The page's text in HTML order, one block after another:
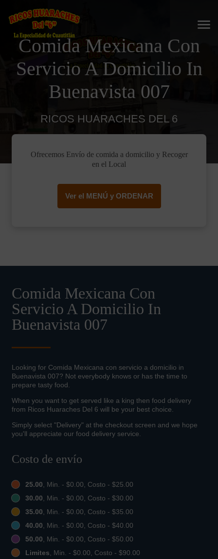
Comida Mexicana Con
Servicio A Domicilio In
Buenavista 007
RICOS HUARACHES DEL 6
Ofrecemos Envío de comida a domicilio y Recoger
en el Local
Ver el MENÚ y ORDENAR
Comida Mexicana Con
Servicio A Domicilio In
Buenavista 007
Looking for Comida Mexicana con servicio a domicilio in
Buenavista 007? Not everybody knows or has the time to
prepare tasty food.
When you want to get served like a king then food delivery
from Ricos Huaraches Del 6 will be your best choice.
Simply select "Delivery" at the checkout screen and we hope
you'll appreciate our food delivery service.
Costo de envío
25.00, Min. - $0.00, Costo - $25.00
30.00, Min. - $0.00, Costo - $30.00
35.00, Min. - $0.00, Costo - $35.00
40.00, Min. - $0.00, Costo - $40.00
50.00, Min. - $0.00, Costo - $50.00
Limites, Min. - $0.00, Costo - $90.00